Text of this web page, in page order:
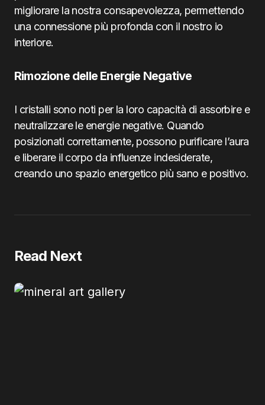
migliorare la nostra consapevolezza, permettendo
una connessione più profonda con il nostro io
interiore.
Rimozione delle Energie Negative
I cristalli sono noti per la loro capacità di assorbire e
neutralizzare le energie negative. Quando
posizionati correttamente, possono purificare l’aura
e liberare il corpo da influenze indesiderate,
creando uno spazio energetico più sano e positivo.
Read Next